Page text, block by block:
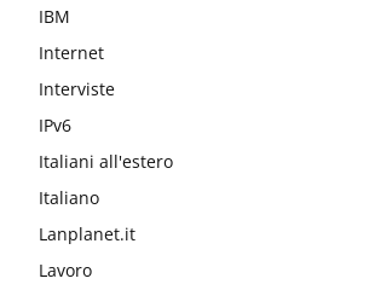
IBM
Internet
Interviste
IPv6
Italiani all'estero
Italiano
Lanplanet.it
Lavoro